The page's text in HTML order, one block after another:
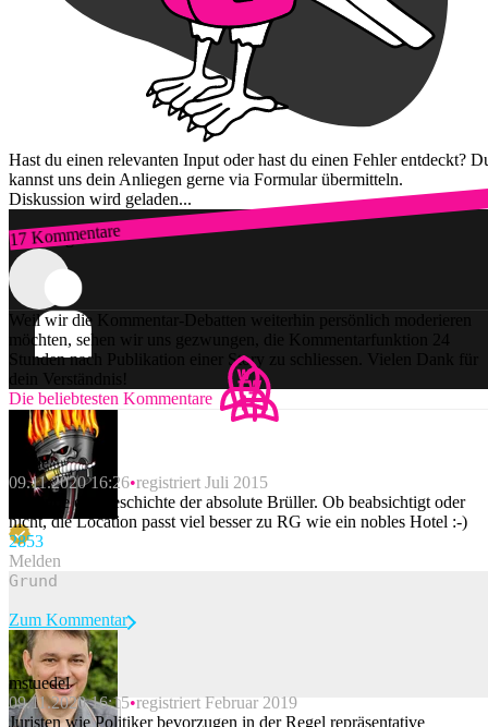
Hast du einen relevanten Input oder hast du einen Fehler entdeckt?
kannst uns dein Anliegen gerne via Formular übermitteln.
Diskussion wird geladen...
17 Kommentare
Zum Login
Weil wir die Kommentar-Debatten weiterhin persönlich moderieren
möchten, sehen wir uns gezwungen, die Kommentarfunktion 24
Stunden nach Publikation einer Story zu schliessen. Vielen Dank für
dein Verständnis!
Die beliebtesten Kommentare
Triple
09.11.2020 16:26 registriert Juli 2015
Ich finde die Geschichte der absolute Brüller. Ob beabsichtigt oder
nicht, die Location passt viel besser zu RG wie ein nobles Hotel :-)
2853
Melden
Beitrag melden
Zum Kommentar
mstuedel
09.11.2020 16:15 registriert Februar 2019
Juristen wie Politiker bevorzugen in der Regel repräsentative